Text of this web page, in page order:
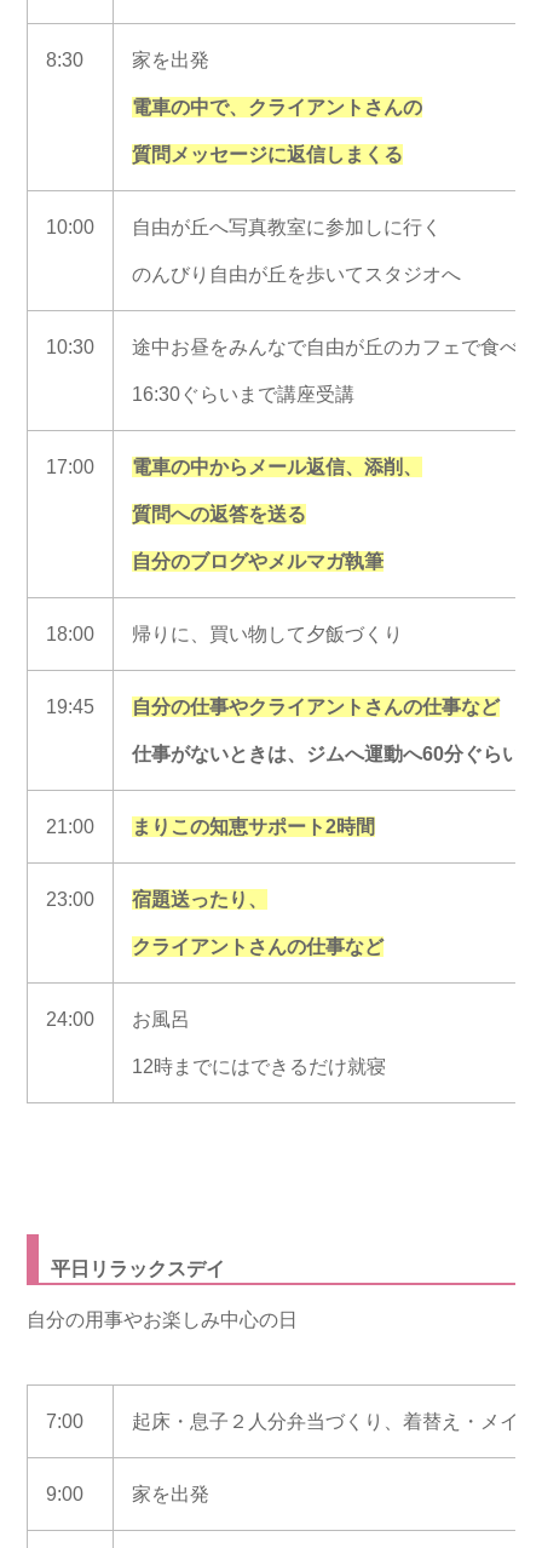
8:30 家を出発
電車の中で、クライアントさんの
質問メッセージに返信しまくる
10:00 自由が丘へ写真教室に参加しに行く
のんびり自由が丘を歩いてスタジオへ
10:30 途中お昼をみんなで自由が丘のカフェで食べ
16:30ぐらいまで講座受講
17:00 電車の中からメール返信、添削、
質問への返答を送る
自分のブログやメルマガ執筆
18:00 帰りに、買い物して夕飯づくり
19:45 自分の仕事やクライアントさんの仕事など
仕事がないときは、ジムへ運動へ60分ぐらい
21:00 まりこの知恵サポート2時間
23:00 宿題送ったり、
クライアントさんの仕事など
24:00 お風呂
12時までにはできるだけ就寝
平日リラックスデイ
自分の用事やお楽しみ中心の日
7:00 起床・息子２人分弁当づくり、着替え・メイク
9:00 家を出発